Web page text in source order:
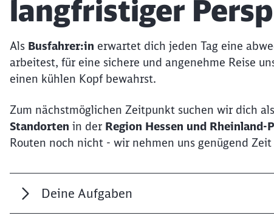
langfristiger
Als Busfahrer:in erwartet dich jeden Tag eine
arbeitest, für eine sichere und angenehme Reise
einen kühlen Kopf bewahrst.
Zum nächstmöglichen Zeitpunkt suchen wir dich als
Standorten in der Region Hessen und Rheinland-
Routen noch nicht - wir nehmen uns genügend
Deine Aufgaben